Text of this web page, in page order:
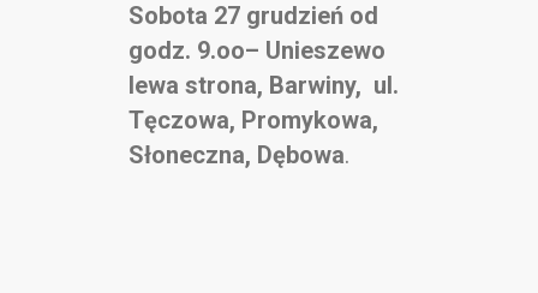
Sobota 27 grudzień od
godz. 9.oo– Unieszewo
lewa strona, Barwiny, ul.
Tęczowa, Promykowa,
Słoneczna, Dębowa.